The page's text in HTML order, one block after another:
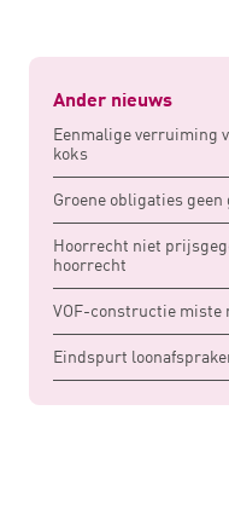
Ander nieuws
Eenmalige verruiming
koks
Groene obligaties
Hoorrecht niet
hoorrecht
VOF-constructie
Eindspurt